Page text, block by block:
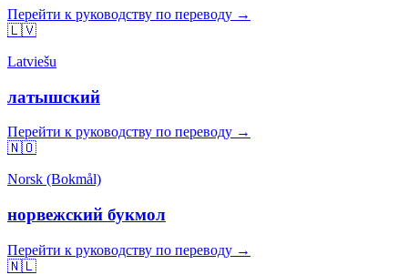
Перейти к руководству по переводу →
🇱🇻
Latviešu
латышский
Перейти к руководству по переводу →
🇳🇴
Norsk (Bokmål)
норвежский букмол
Перейти к руководству по переводу →
🇳🇱